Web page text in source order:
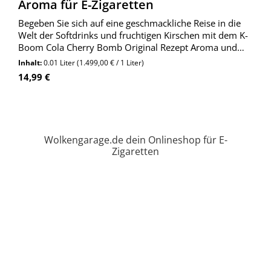
Aroma für E-Zigaretten
Begeben Sie sich auf eine geschmackliche Reise in die
Welt der Softdrinks und fruchtigen Kirschen mit dem K-
Boom Cola Cherry Bomb Original Rezept Aroma und
lassen Sie sich verzaubern!
Inhalt:0.01 Liter(1.499,00 € / 1 Liter)
Regulärer Preis:
14,99 €
Wolkengarage.de dein Onlineshop für E-
Zigaretten